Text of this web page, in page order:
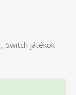
, Switch játékok